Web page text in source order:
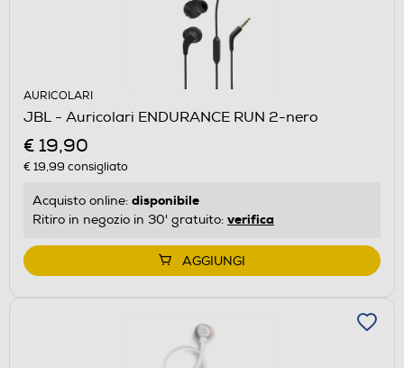
AURICOLARI
JBL - Auricolari ENDURANCE RUN 2-nero
€ 19,90
€ 19,99 consigliato
Acquisto online: disponibile
Ritiro in negozio in 30' gratuito: verifica
AGGIUNGI